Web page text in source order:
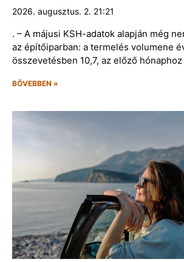
2026. augusztus. 2. 21:21
. – A májusi KSH-adatok alapján még
az építőiparban: a termelés volumene
összevetésben 10,7, az előző
BŐVEBBEN »